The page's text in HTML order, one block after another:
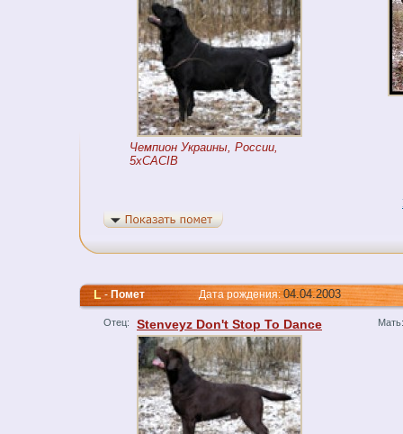
Чемпион Украины, России,
5xCACIB
L-ПометДата рождения:04.04.2003
Отец: Stenveyz Don't Stop To Dance Мать: